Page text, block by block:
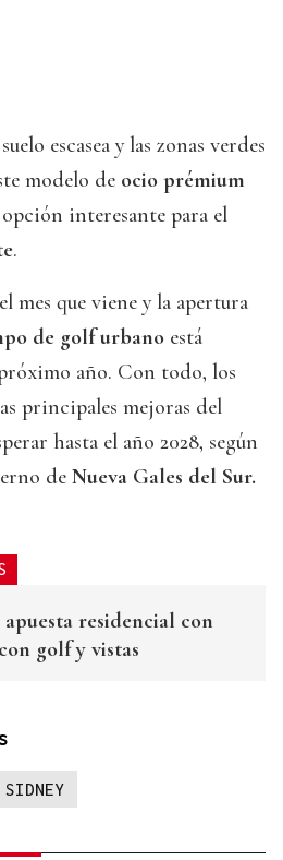
escasea y las zonas verdes
modelo de ocio prémium
interesante para el
.
mes que viene y la apertura
de golf urbano está
año. Con todo, los
principales mejoras del
hasta el año 2028, según
de Nueva Gales del Sur.
residencial con
golf y vistas
SIDNEY